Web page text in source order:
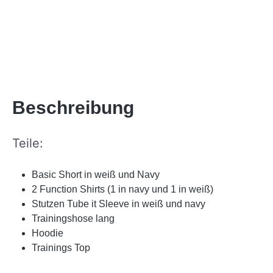
Beschreibung
Teile:
Basic Short in weiß und Navy
2 Function Shirts (1 in navy und 1 in weiß)
Stutzen Tube it Sleeve in weiß und navy
Trainingshose lang
Hoodie
Trainings Top